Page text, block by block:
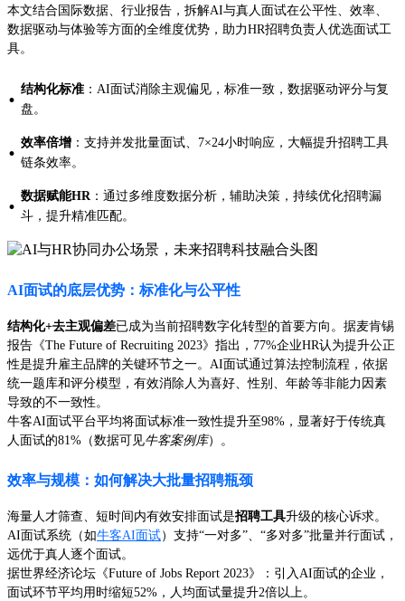
本文结合国际数据、行业报告，拆解AI与真人面试在公平性、效率、
数据驱动与体验等方面的全维度优势，助力HR招聘负责人优选面试工
具。
· 结构化标准 ：AI面试消除主观偏见，标准一致，数据驱动评分与复
盘。
· 效率倍增 ：支持并发批量面试、7×24小时响应，大幅提升招聘工具
链条效率。
· 数据赋能HR：通过多维度数据分析，辅助决策，持续优化招聘漏
斗，提升精准匹配。
AI面试的底层优势：标准化与公平性
结构化+去主观偏差已成为当前招聘数字化转型的首要方向。据麦肯锡
报告《The Future of Recruiting 2023》指出，77%企业HR认为提升公正
性是提升雇主品牌的关键环节之一。AI面试通过算法控制流程，依据
统一题库和评分模型，有效消除人为喜好、性别、年龄等非能力因素
导致的不一致性。
牛客AI面试平台平均将面试标准一致性提升至98%，显著好于传统真
人面试的81%（数据可见牛客案例库）。
效率与规模：如何解决大批量招聘瓶颈
海量人才筛查、短时间内有效安排面试是招聘工具升级的核心诉求。
AI面试系统（如牛客AI面试）支持“一对多”、“多对多”批量并行面试，
远优于真人逐个面试。
据世界经济论坛《Future of Jobs Report 2023》：引入AI面试的企业，
面试环节平均用时缩短52%，人均面试量提升2倍以上。